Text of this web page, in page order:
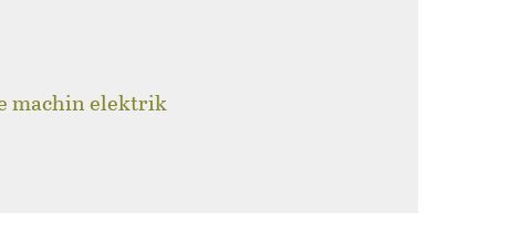
machin elektrik